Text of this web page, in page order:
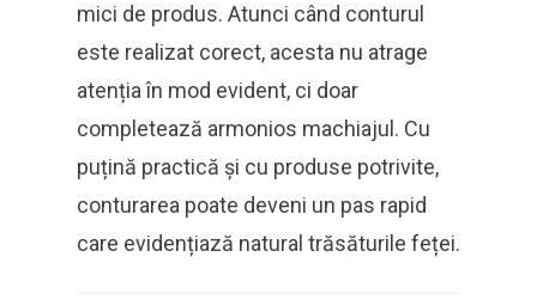
mici de produs. Atunci când conturul
este realizat corect, acesta nu atrage
atenția în mod evident, ci doar
completează armonios machiajul. Cu
puțină practică și cu produse potrivite,
conturarea poate deveni un pas rapid
care evidențiază natural trăsăturile feței.